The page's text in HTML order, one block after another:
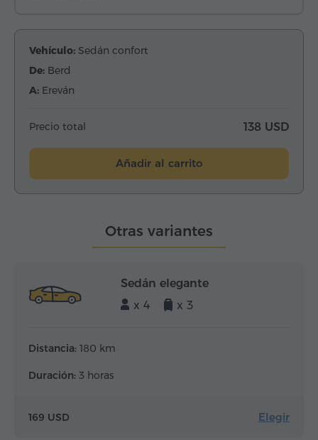
Vehículo: Sedán confort
De: Berd
A: Ereván
Precio total 138 USD
Añadir al carrito
Otras variantes
Sedán elegante
x 4
x 3
Distancia: 180 km
Duración: 3 horas
169 USD Elegir